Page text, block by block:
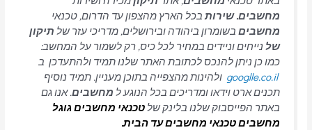
מחשבים. שירות בכל הארץ מהצפון עד הדרום, טכנאי
מחשבים בשומרון ביהודה ובירושלים, מדריכי עזר של תיקון
של נייחים וניידים במחיר לכל כיס, רק לשמור על המחשב:
כמו כן ניתן להנכס לכתובת האתר שלנו תמיד ולהתעדכן ב
googlle.co.il ולהינות מהצפייה בתוכן מעניין. תמיד נוסיף
תכנים ארט וידאו ומדריכים בכל הנוגע ל מחשבים. אנו גם
באתר הפייסבוק שלנו בלינק שלטכנאי מחשבים גוגל
מחשבים טכנאי מחשבים עד הבית.